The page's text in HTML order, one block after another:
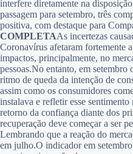
interfere diretamente na
passagem para setembro, três
positiva, com destaque para
COMPLETAAs incertezas
Coronavírus afetaram fortemente
impactos, principalmente, no
pessoas.No entanto, em setembro
ritmo de queda da intenção de
assim como os consumidores
instalava e refletir esse
retorno da confiança diante dos
recuperação deve começar a ser
Lembrando que a reação do
em julho.O indicador em